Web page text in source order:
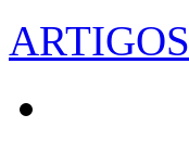
ARTIGOS